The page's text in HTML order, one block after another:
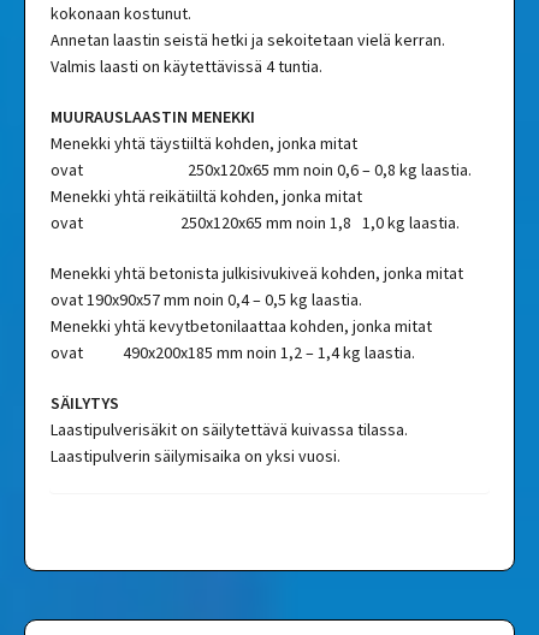
kokonaan kostunut.
Annetan laastin seistä hetki ja sekoitetaan vielä kerran.
Valmis laasti on käytettävissä 4 tuntia.
MUURAUSLAASTIN MENEKKI
Menekki yhtä täystiiltä kohden, jonka mitat
ovat 250x120x65 mm noin 0,6 – 0,8 kg laastia.
Menekki yhtä reikätiiltä kohden, jonka mitat
ovat 250x120x65 mm noin 1,8 1,0 kg laastia.
Menekki yhtä betonista julkisivukiveä kohden, jonka mitat
ovat 190x90x57 mm noin 0,4 – 0,5 kg laastia.
Menekki yhtä kevytbetonilaattaa kohden, jonka mitat
ovat 490x200x185 mm noin 1,2 – 1,4 kg laastia.
SÄILYTYS
Laastipulverisäkit on säilytettävä kuivassa tilassa.
Laastipulverin säilymisaika on yksi vuosi.